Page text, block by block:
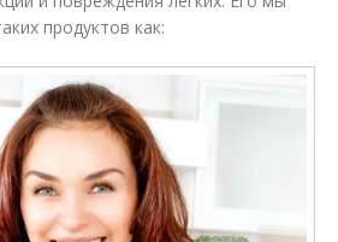
продуктов как: